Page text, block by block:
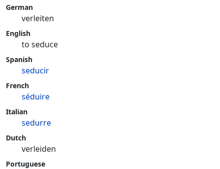
German
verleiten
English
to seduce
Spanish
seducir
French
séduire
Italian
sedurre
Dutch
verleiden
Portuguese